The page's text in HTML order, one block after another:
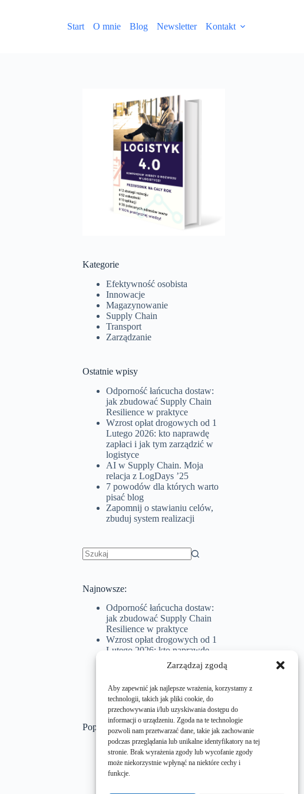
Zarządzaj zgodą
Aby zapewnić jak najlepsze wrażenia, korzystamy z
technologii, takich jak pliki cookie, do
przechowywania i/lub uzyskiwania dostępu do
informacji o urządzeniu. Zgoda na te technologie
pozwoli nam przetwarzać dane, takie jak zachowanie
podczas przeglądania lub unikalne identyfikatory na tej
stronie. Brak wyrażenia zgody lub wycofanie zgody
może niekorzystnie wpłynąć na niektóre cechy i
funkcje.
Start O mnie Blog Newsletter Kontakt
Kategorie
Efektywność osobista
Innowacje
Magazynowanie
Supply Chain
Transport
Zarządzanie
Ostatnie wpisy
Odporność łańcucha dostaw:
jak zbudować Supply Chain
Resilience w praktyce
Wzrost opłat drogowych od 1
Lutego 2026: kto naprawdę
zapłaci i jak tym zarządzić w
logistyce
AI w Supply Chain. Moja
relacja z LogDays ’25
7 powodów dla których warto
pisać blog
Zapomnij o stawianiu celów,
zbuduj system realizacji
Najnowsze:
Odporność łańcucha dostaw:
jak zbudować Supply Chain
Resilience w praktyce
Wzrost opłat drogowych od 1
Lutego 2026: kto naprawdę
zapłaci i jak tym zarządzić w
relacja z LogDays ’25
Popularne wpisy
Efektywność osobista
Innowacje
Magazynowanie
Supply Chain